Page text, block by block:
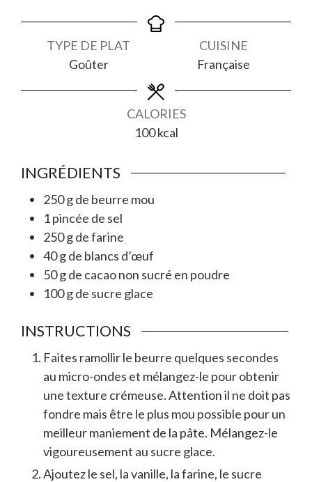
TYPE DE PLAT
Goûter
CUISINE
Française
CALORIES
100 kcal
INGRÉDIENTS
250gde beurre mou
1pincée de sel
250gde farine
40gde blancs d’œuf
50gde cacao non sucré en poudre
100gde sucre glace
INSTRUCTIONS
Faites ramollir le beurre quelques secondes
au micro-ondes et mélangez-le pour obtenir
une texture crémeuse. Attention il ne doit pas
fondre mais être le plus mou possible pour un
meilleur maniement de la pâte. Mélangez-le
vigoureusement au sucre glace.
Ajoutez le sel, la vanille, la farine, le sucre